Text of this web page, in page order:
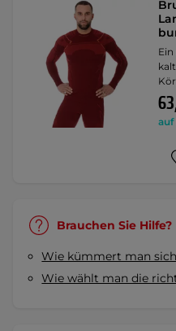
auf
Brauchen Sie Hilfe?
Wie kümmert man
Wie wählt man die